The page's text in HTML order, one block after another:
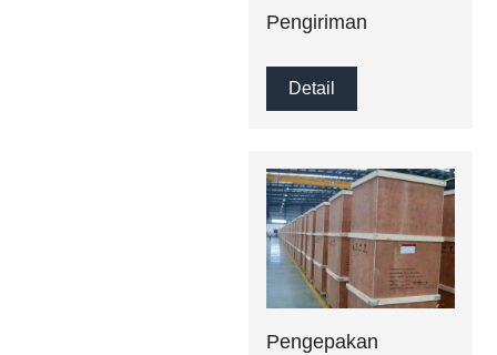
Pengiriman
Detail
Pengepakan